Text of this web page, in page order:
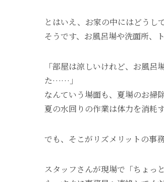
とはいえ、お家の中にはどうし
そうです、お風呂場や洗面所、
「部屋は涼しいけれど、お風
た……」
なんていう場面も、夏場のお掃
夏の水回りの作業は体力を消耗
でも、そこがリズメリットの事
スタッフさんが現場で「ちょ